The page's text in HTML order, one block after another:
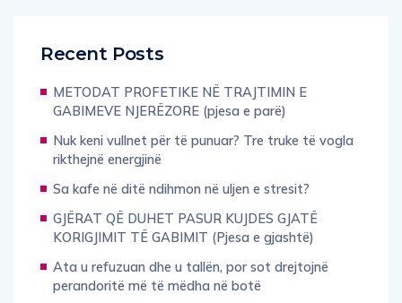
Recent Posts
METODAT PROFETIKE NË TRAJTIMIN E
GABIMEVE NJERËZORE (pjesa e parë)
Nuk keni vullnet për të punuar? Tre truke të vogla
rikthejnë energjinë
Sa kafe në ditë ndihmon në uljen e stresit?
GJËRAT QË DUHET PASUR KUJDES GJATË
KORIGJIMIT TË GABIMIT (Pjesa e gjashtë)
Ata u refuzuan dhe u tallën, por sot drejtojnë
perandoritë më të mëdha në botë